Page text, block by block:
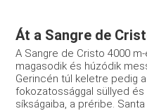
Át a Sangre de
A Sangre de Cristo 4000
ma­gasodik és húzódik
Gerincén túl keletre pedig
fokozatos­sággal süllyed
síkságaiba, a préribe. Santa